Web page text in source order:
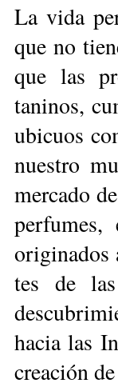
La vida
que no
que las
taninos,
ubicuos
nuestro
mercado
originados
tes de
hacia las
crea­ción